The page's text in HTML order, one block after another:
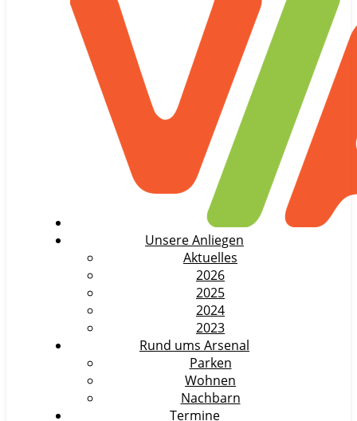
Unsere Anliegen
Aktuelles
2026
2025
2024
2023
Rund ums Arsenal
Parken
Wohnen
Nachbarn
Termine